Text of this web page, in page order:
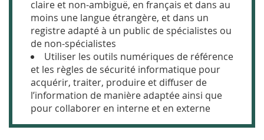
claire et non-ambiguë, en français et dans au
moins une langue étrangère, et dans un
registre adapté à un public de spécialistes ou
de non-spécialistes
Utiliser les outils numériques de référence
et les règles de sécurité informatique pour
acquérir, traiter, produire et diffuser de
l’information de manière adaptée ainsi que
pour collaborer en interne et en externe